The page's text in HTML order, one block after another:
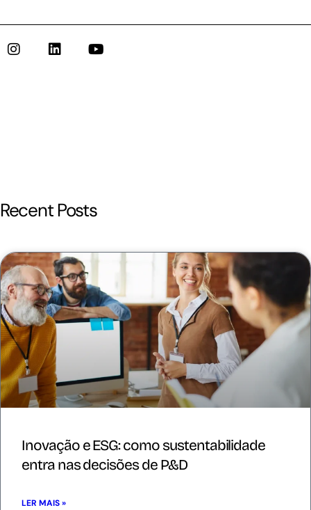
Recent Posts
Inovação e ESG: como sustentabilidade
entra nas decisões de P&D
LER MAIS »